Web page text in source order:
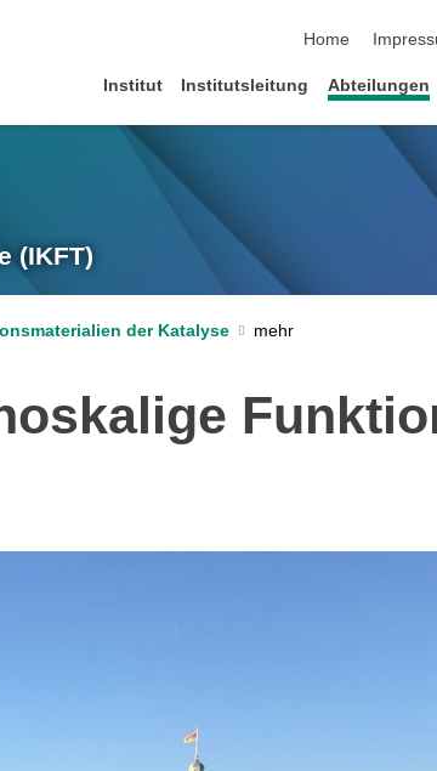
Home
Institut Institutsleitung Abteilungen
(IKFT)
der Katalyse